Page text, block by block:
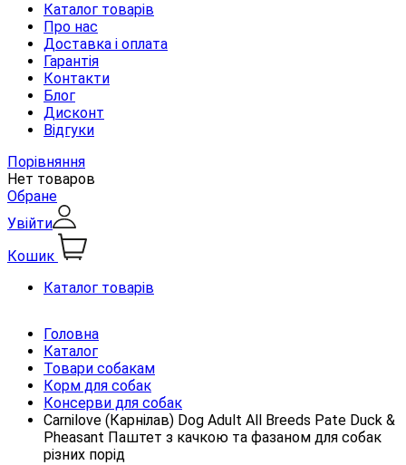
Каталог товарів
Про нас
Доставка і оплата
Гарантія
Контакти
Блог
Дисконт
Відгуки
Порівняння
Нет товаров
Обране
Увійти
Кошик
Каталог товарів
Головна
Каталог
Товари собакам
Корм для собак
Консерви для собак
Carnilove (Карнілав) Dog Adult All Breeds Pate Duck &
Pheasant Паштет з качкою та фазаном для собак
різних порід